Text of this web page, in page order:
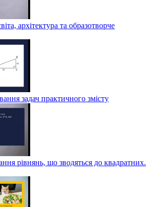
архітектура та образотворче
задач практичного змісту
рівнянь, що зводяться до квадратних.